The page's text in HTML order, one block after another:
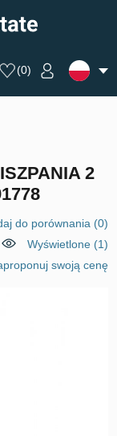
(0)
2
do porównania (0)
Wyświetlone (1)
swoją cenę